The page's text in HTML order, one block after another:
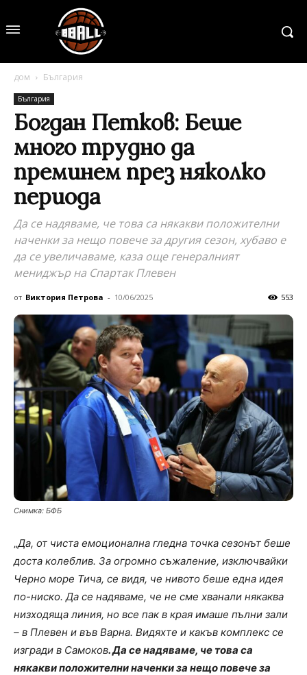
дом България
България
Богдан Петков: Беше
много трудно да
преминем през няколко
периода
Да се надяваме, че това са някакви положителни
наченки за нещо повече за другия сезон, хубаво е
да се увеличаваме, каза още генералният
мениджър на Спартак Плевен
от Виктория Петрова - 10/06/2025 553
Снимка: БФБ
„Да, от чиста емоционална гледна точка сезонът беше
доста колеблив. За огромно съжаление, изключвайки
Черно море Тича, се видя, че нивото беше една идея
по-ниско. Да се надяваме, че не сме хванали някаква
низходяща линия, но все пак в края имаше пълни зали
– в Плевен и във Варна. Видяхте и какъв комплекс се
изгради в Самоков. Да се надяваме, че това са
някакви положителни наченки за нещо повече за